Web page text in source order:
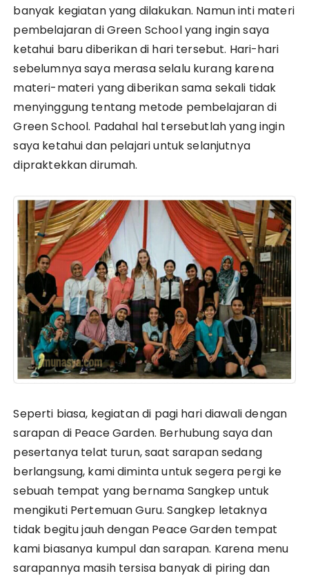
banyak kegiatan yang dilakukan. Namun inti materi
pembelajaran di Green School yang ingin saya
ketahui baru diberikan di hari tersebut. Hari-hari
sebelumnya saya merasa selalu kurang karena
materi-materi yang diberikan sama sekali tidak
menyinggung tentang metode pembelajaran di
Green School. Padahal hal tersebutlah yang ingin
saya ketahui dan pelajari untuk selanjutnya
dipraktekkan dirumah.
Seperti biasa, kegiatan di pagi hari diawali dengan
sarapan di Peace Garden. Berhubung saya dan
pesertanya telat turun, saat sarapan sedang
berlangsung, kami diminta untuk segera pergi ke
sebuah tempat yang bernama Sangkep untuk
mengikuti Pertemuan Guru. Sangkep letaknya
tidak begitu jauh dengan Peace Garden tempat
kami biasanya kumpul dan sarapan. Karena menu
sarapannya masih tersisa banyak di piring dan